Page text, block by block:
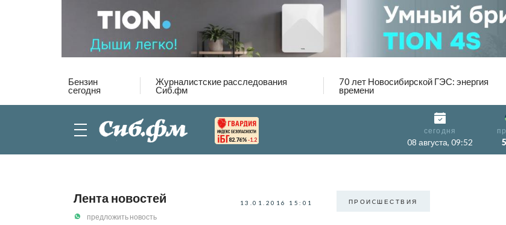
Бензин
сегодня
Журналистские расследования
Сиб.фм
70 лет Новосибирской ГЭС: энергия
времени
82.76% -1.2
сегодня
08 августа, 09:52
Лента новостей
предложить новость
13.01.2016 15:01 ПРОИCШЕСТВИЯ